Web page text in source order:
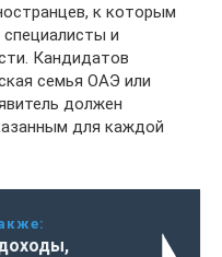
к которым
и
Кандидатов
семья ОАЭ или
должен
для каждой